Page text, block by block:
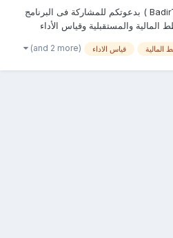
يتشرف مركز بــادر للتدريب ( BadirTC ) بدعوتكم للمشاركة فى البرنامج
المالية والمستقبلية وقياس الأداء
التواصل معنا ... ـــــــــــــ...
المالية قياس الاداء (and 2 more)